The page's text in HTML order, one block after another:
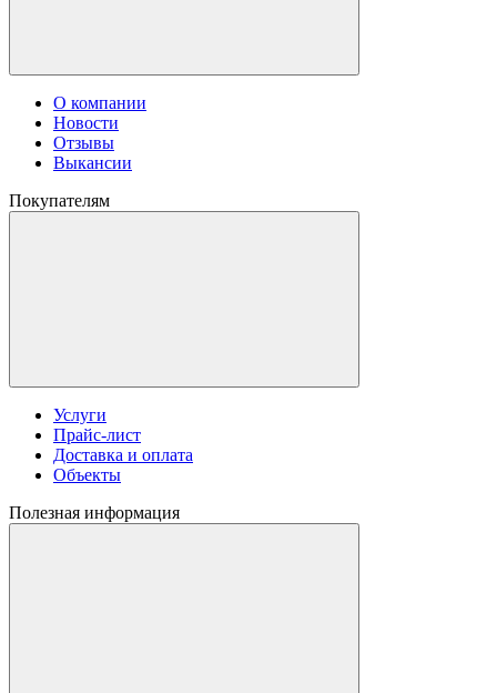
О компании
Новости
Отзывы
Выкансии
Покупателям
Услуги
Прайс-лист
Доставка и оплата
Объекты
Полезная информация